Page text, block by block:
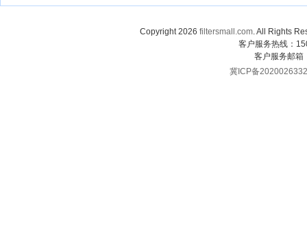
Copyright 2026 filtersmall.com. All Rights
客户服务热线：
客户服务邮箱
冀ICP备